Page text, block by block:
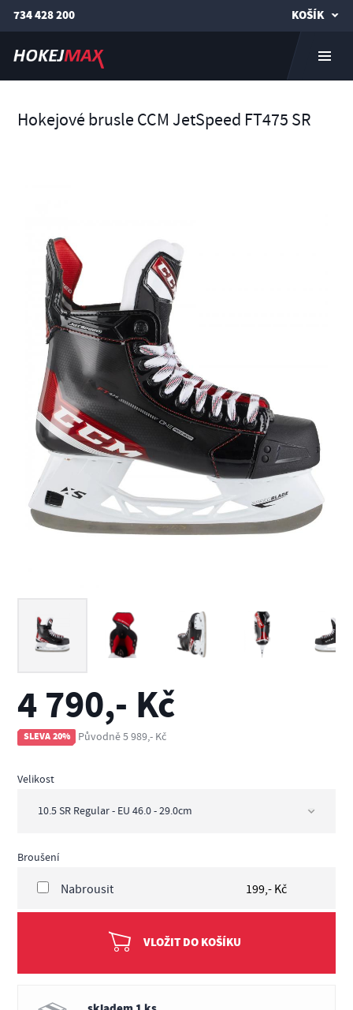
734 428 200 KOŠÍK
Hokejové brusle CCM JetSpeed FT475 SR
4 790,- Kč
SLEVA 20% Původně 5 989,- Kč
Velikost
Broušení
Nabrousit 199,- Kč
VLOŽIT DO KOŠÍKU